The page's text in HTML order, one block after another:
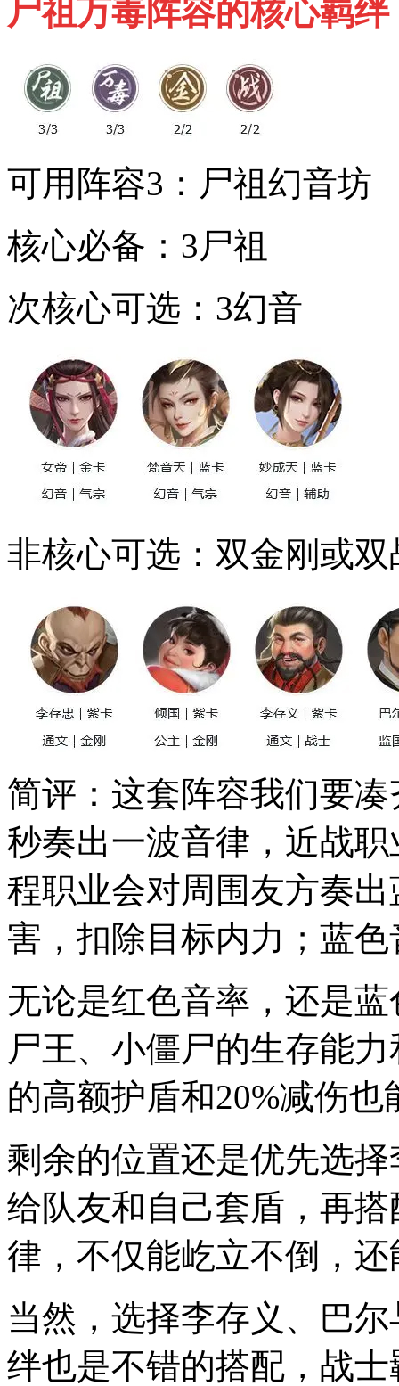
尸祖万毒阵容的核心羁绊
可用阵容3：尸祖幻音坊
核心必备：3尸祖
次核心可选：3幻音
非核心可选：双金刚或双
简评：这套阵容我们要
秒奏出一波音律，近战
程职业会对周围友方奏
害，扣除目标内力；蓝
无论是红色音率，还是
尸王、小僵尸的生存能
的高额护盾和20%减伤
剩余的位置还是优先选
给队友和自己套盾，再
律，不仅能屹立不倒，
当然，选择李存义、巴
绊也是不错的搭配，战